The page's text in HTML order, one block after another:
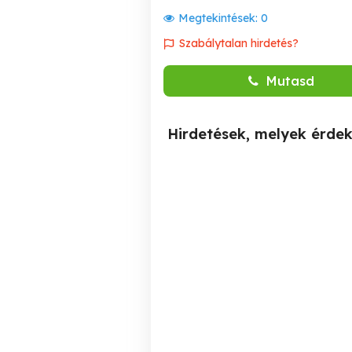
Megtekintések: 0
Szabálytalan hirdetés?
Mutasd
Hirdetések, melyek